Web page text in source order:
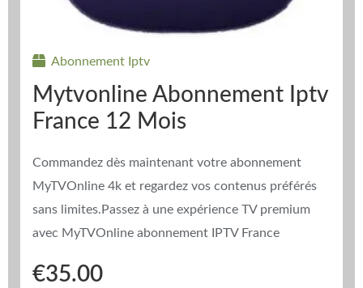
Abonnement Iptv
Mytvonline Abonnement Iptv
France 12 Mois
Commandez dès maintenant votre abonnement
MyTVOnline 4k et regardez vos contenus préférés
sans limites.Passez à une expérience TV premium
avec MyTVOnline abonnement IPTV France
€35.00